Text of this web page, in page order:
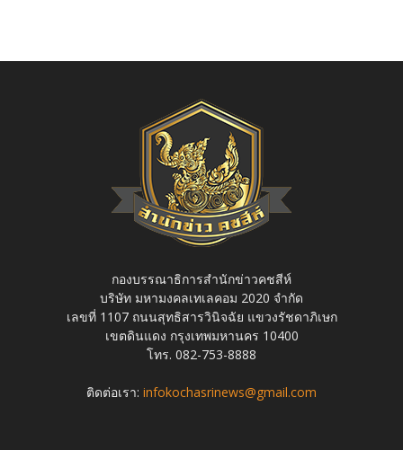
กองบรรณาธิการสำนักข่าวคชสีห์
บริษัท มหามงคลเทเลคอม 2020 จำกัด
เลขที่ 1107 ถนนสุทธิสารวินิจฉัย แขวงรัชดาภิเษก
เขตดินแดง กรุงเทพมหานคร 10400
โทร. 082-753-8888
ติดต่อเรา: infokochasrinews@gmail.com